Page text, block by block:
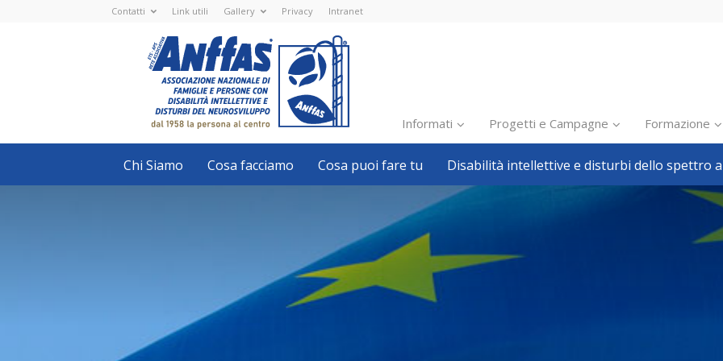
Contatti Link utili Gallery Privacy Intranet
Nazionale
ETS
-
APS
Associazione
Nazionale
di
Famiglie
e
con
disabilità
intellettive
Informati
Inclusione scolastica
Inclusione lavorativa
Progetti e Campagne Formazione
Chi Siamo Cosa facciamo Cosa puoi fare tu Disabilità intellettive e disturbi dello spettro